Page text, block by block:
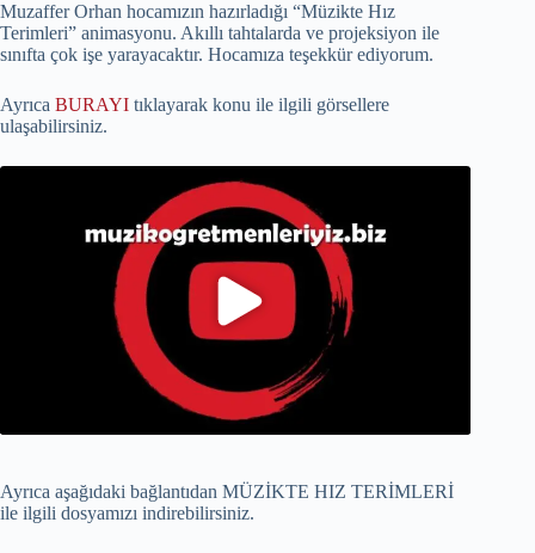
Muzaffer Orhan hocamızın hazırladığı “Müzikte Hız
Terimleri” animasyonu. Akıllı tahtalarda ve projeksiyon ile
sınıfta çok işe yarayacaktır. Hocamıza teşekkür ediyorum.
Ayrıca BURAYI tıklayarak konu ile ilgili görsellere
ulaşabilirsiniz.
Ayrıca aşağıdaki bağlantıdan MÜZİKTE HIZ TERİMLERİ
ile ilgili dosyamızı indirebilirsiniz.